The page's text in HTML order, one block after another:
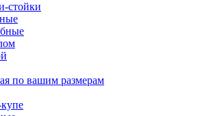
стойки
по вашим размерам